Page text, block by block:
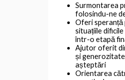
Surmontarea
folosindu-ne
Oferi speranță
situațiile
într-o etapă
Ajutor oferit
și
așteptări
Orientarea